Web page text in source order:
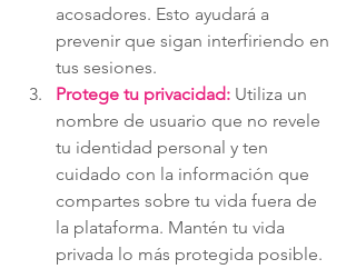
acosadores. Esto ayudará a
prevenir que sigan interfiriendo en
tus sesiones.
Protege tu privacidad: Utiliza un
nombre de usuario que no revele
tu identidad personal y ten
cuidado con la información que
compartes sobre tu vida fuera de
la plataforma. Mantén tu vida
privada lo más protegida posible.